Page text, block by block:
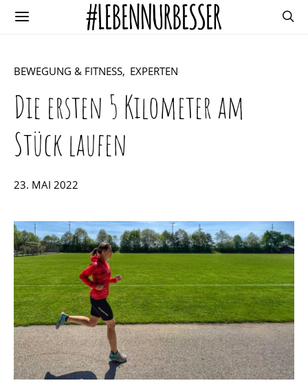
BEWEGUNG & FITNESS EXPERTEN
Die ersten 5 Kilometer am
Stück laufen
POSTED
23. MAI 2022